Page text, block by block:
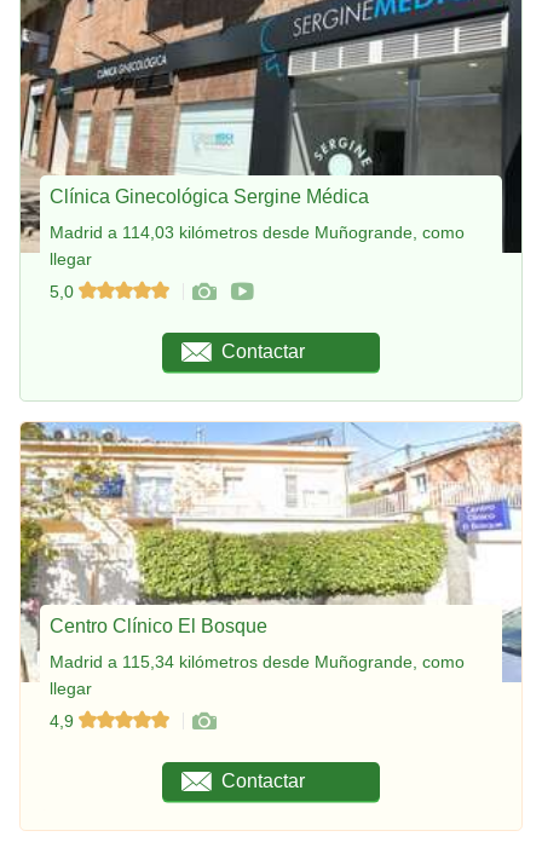
Clínica Ginecológica Sergine Médica
Madrid a 114,03 kilómetros desde Muñogrande, como
llegar
5,0
Contactar
Centro Clínico El Bosque
Madrid a 115,34 kilómetros desde Muñogrande, como
llegar
4,9
Contactar